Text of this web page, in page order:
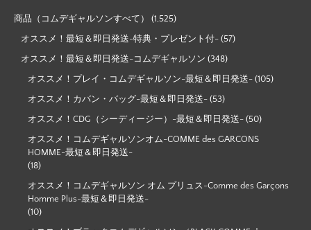
商品（コムデギャルソンすべて） (1,525)
オススメ！最短＆即日発送-特典・プレゼント付- (57)
オススメ！最短＆即日発送-コムデギャルソン (348)
オススメ！プレイ・コムデギャルソン-最短＆即日発送- (105)
オススメ！カバン・バッグ-最短＆即日発送- (53)
オススメ！CDG（シーディージー）-最短＆即日発送- (50)
オススメ！コムデギャルソンオム-COMME des GARCONS
HOMME-最短＆即日発送-
(18)
オススメ！コムデギャルソン オム プリュス-Comme des Garçons
Homme Plus-最短＆即日発送-
(10)